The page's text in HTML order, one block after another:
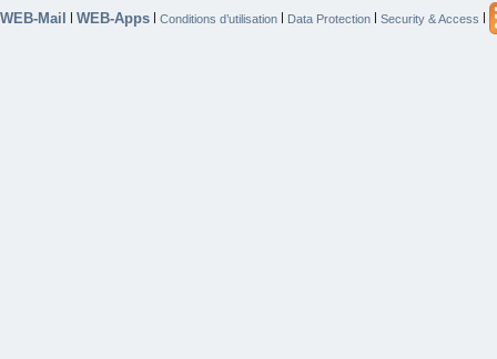
WEB-Mail | WEB-Apps | Conditions d’utilisation | Data Protection | Security & Access |